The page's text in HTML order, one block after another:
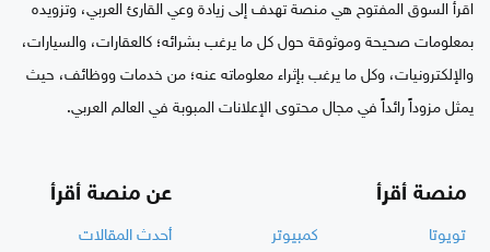
اقرأ السوق المفتوح هي منصة تهدف إلى زيادة وعي القارئ العربي، وتزويده
بمعلومات صحيحة وموثوقة حول كل ما يرغب بشرائه؛ كالعقارات، والسيارات،
والإلكترونيات، وكل ما يرغب بإثراء معلوماته عنه؛ من خدمات ووظائف، حيث
يمثل مزوداً رائداً في مجال محتوى الإعلانات المبوبة في العالم العربي.
منصة أقرأ
تويوتا
كمبيوتر
عن منصة أقرأ
أحدث المقالات